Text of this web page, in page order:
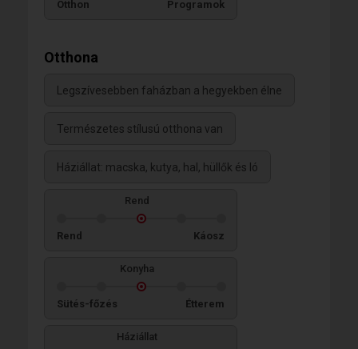
Otthon Programok
Otthona
Legszívesebben faházban a hegyekben élne
Természetes stílusú otthona van
Háziállat: macska, kutya, hal, hüllők és ló
Rend
Rend Káosz
Konyha
Sütés-főzés Étterem
Háziállat